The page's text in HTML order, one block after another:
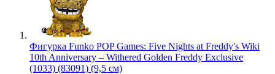
Фигурка Funko POP Games: Five Nights at Freddy's Wiki
10th Anniversary – Withered Golden Freddy Exclusive
(1033) (83091) (9,5 см)